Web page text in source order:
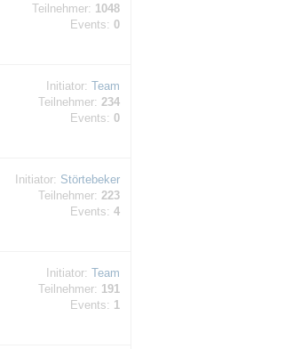
Teilnehmer: 1048
Events: 0
Initiator: Team
Teilnehmer: 234
Events: 0
Initiator: Störtebeker
Teilnehmer: 223
Events: 4
Initiator: Team
Teilnehmer: 191
Events: 1